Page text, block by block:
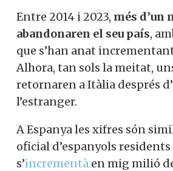
Entre 2014 i 2023, més d’un
abandonaren el seu país,
que s’han anat
Alhora, tan sols la meitat,
retornaren a Itàlia després
l’estranger.
A Espanya les xifres són
oficial d’espanyols residents
s’incrementà en mig milió